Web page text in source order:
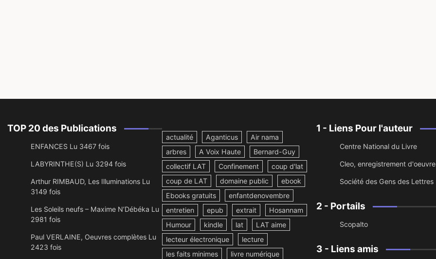
TOP 20 des Publications
ENFANCES Lu 3467 fois
LABYRINTHE(S) Lu 3294 fois
Arthur RIMBAUD, Les Illuminations Lu
3149 fois
Les Soleils neufs – Maxime N’Débéka Lu
2981 fois
Paul VERLAINE, Oeuvres complètes Lu
2423 fois
actualité Aganticus
Air nama
arbres
A Voix Haute
Bernard-Guy
collectif LAT
Confinement
coup d'lat
coup de LAT
domaine public
ebook
Ebooks gratuits
enfantdenovembre
entretien
epub extrait
Hosannam
Humour
kindle lat
LAT aime
lecteur électronique
lecture
les faits minimes
livre numérique
1 - Liens Pour l'auteur
Centre National du Livre
Cleo, enregistrement
Société des Gens des Lettres
2 - Portails
Scopalto
3 - Liens amis